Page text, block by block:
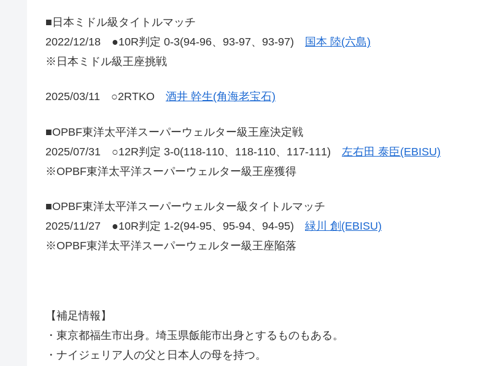
■日本ミドル級タイトルマッチ
2022/12/18 ●10R判定 0-3(94-96、93-97、93-97)
国本 陸(六島)
※日本ミドル級王座挑戦
2025/03/11 ○2RTKO 酒井 幹生(角海老宝石)
■OPBF東洋太平洋スーパーウェルター級王座決定戦
2025/07/31 ○12R判定 3-0(118-110、118-110、117-111) 左右田 泰臣(EBISU)
※OPBF東洋太平洋スーパーウェルター級王座獲得
■OPBF東洋太平洋スーパーウェルター級タイトルマッチ
2025/11/27 ●10R判定 1-2(94-95、95-94、94-95) 緑川 創(EBISU)
※OPBF東洋太平洋スーパーウェルター級王座陥落
【補足情報】
・東京都福生市出身。埼玉県飯能市出身とするものもある。
・ナイジェリア人の父と日本人の母を持つ。